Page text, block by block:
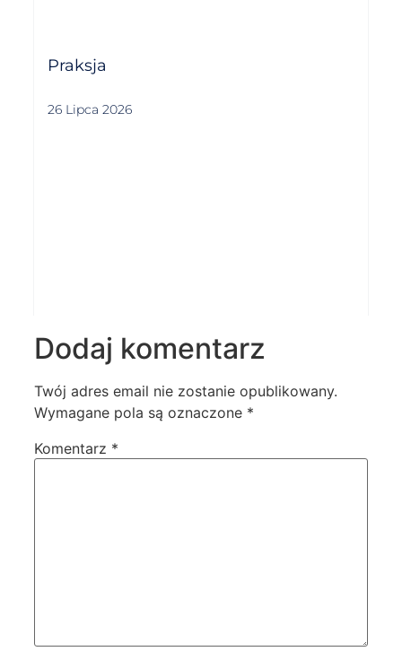
Praksja
26 Lipca 2026
Dodaj komentarz
Twój adres email nie zostanie opublikowany.
Wymagane pola są oznaczone *
Komentarz *